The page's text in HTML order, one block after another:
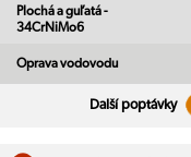
Plochá a guľatá -
34CrNiMo6
Oprava vodovodu
Další poptávky